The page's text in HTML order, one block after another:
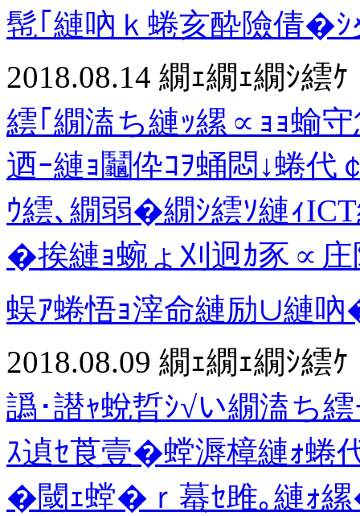
髢｢縺吶ｋ蜷亥酔險倩�
2018.08.14 繝ｪ繝ｪ繝ｼ繧ｹ
繧｢繝溘ち縺ｯ縲∝ｮｮ蝓
迺ｰ縺ｮ鬮伜ｺｦ蛹悶↓蜷代
ｳ繧､繝弱�繝ｼ繧ｿ縺ｨ
�挨縺ｮ蜿ょ刈迥ｶ豕∝庄
蜈ｱ蜷悟ｮ滓命縺励∪縺吶
2018.08.09 繝ｪ繝ｪ繝ｼ繧ｹ
譌･譛ｬ蛻晢ｼ√い繝溘ち
ｽ遉ｾ莨壹�螳溽樟縺ｫ蜷
�閾ｪ螳�ｒ蟇ｾ雎｡縺ｫ